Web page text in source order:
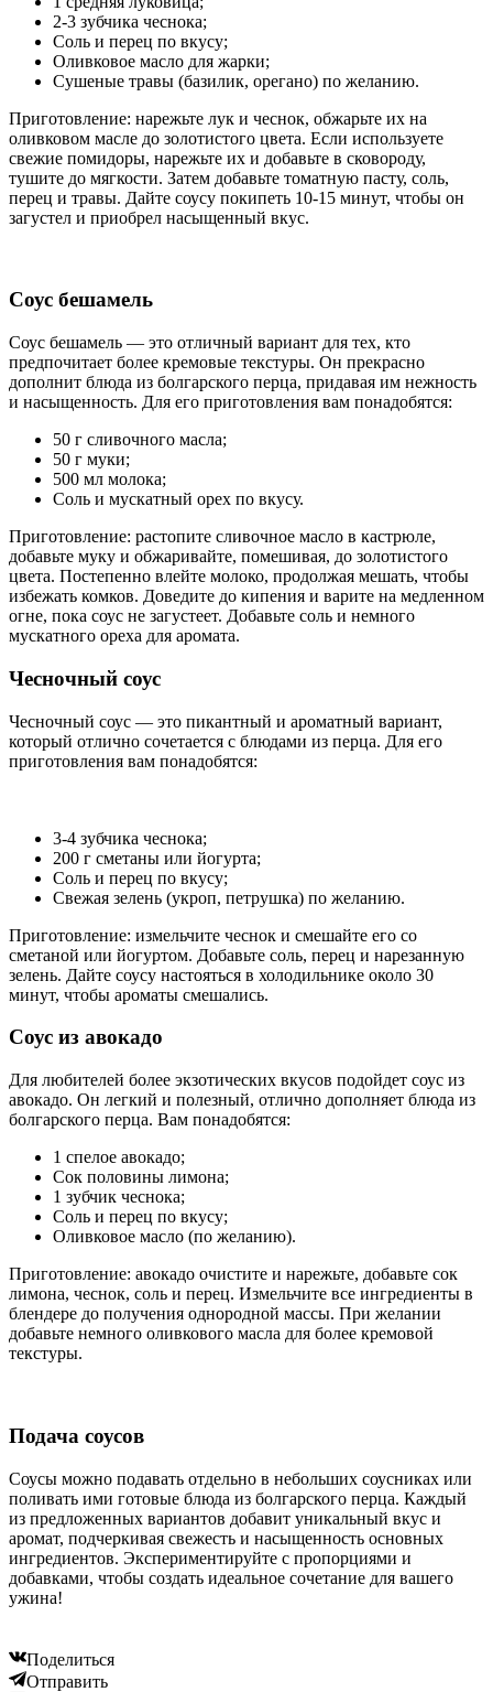
2-3 зубчика чеснока;
Соль и перец по вкусу;
Оливковое масло для жарки;
Сушеные травы (базилик, орегано) по желанию.
Приготовление: нарежьте лук и чеснок, обжарьте их на
оливковом масле до золотистого цвета. Если используете
свежие помидоры, нарежьте их и добавьте в сковороду,
тушите до мягкости. Затем добавьте томатную пасту, соль,
перец и травы. Дайте соусу покипеть 10-15 минут, чтобы он
загустел и приобрел насыщенный вкус.
Соус бешамель
Соус бешамель — это отличный вариант для тех, кто
предпочитает более кремовые текстуры. Он прекрасно
дополнит блюда из болгарского перца, придавая им нежность
и насыщенность. Для его приготовления вам понадобятся:
50 г сливочного масла;
50 г муки;
500 мл молока;
Соль и мускатный орех по вкусу.
Приготовление: растопите сливочное масло в кастрюле,
добавьте муку и обжаривайте, помешивая, до золотистого
цвета. Постепенно влейте молоко, продолжая мешать, чтобы
избежать комков. Доведите до кипения и варите на медленном
огне, пока соус не загустеет. Добавьте соль и немного
мускатного ореха для аромата.
Чесночный соус
Чесночный соус — это пикантный и ароматный вариант,
который отлично сочетается с блюдами из перца. Для его
приготовления вам понадобятся:
3-4 зубчика чеснока;
200 г сметаны или йогурта;
Соль и перец по вкусу;
Свежая зелень (укроп, петрушка) по желанию.
Приготовление: измельчите чеснок и смешайте его со
сметаной или йогуртом. Добавьте соль, перец и нарезанную
зелень. Дайте соусу настояться в холодильнике около 30
минут, чтобы ароматы смешались.
Соус из авокадо
Для любителей более экзотических вкусов подойдет соус из
авокадо. Он легкий и полезный, отлично дополняет блюда из
болгарского перца. Вам понадобятся:
1 спелое авокадо;
Сок половины лимона;
1 зубчик чеснока;
Соль и перец по вкусу;
Оливковое масло (по желанию).
Приготовление: авокадо очистите и нарежьте, добавьте сок
лимона, чеснок, соль и перец. Измельчите все ингредиенты в
блендере до получения однородной массы. При желании
добавьте немного оливкового масла для более кремовой
текстуры.
Подача соусов
Соусы можно подавать отдельно в небольших соусниках или
поливать ими готовые блюда из болгарского перца. Каждый
из предложенных вариантов добавит уникальный вкус и
аромат, подчеркивая свежесть и насыщенность основных
ингредиентов. Экспериментируйте с пропорциями и
добавками, чтобы создать идеальное сочетание для вашего
ужина!
Поделиться
Отправить